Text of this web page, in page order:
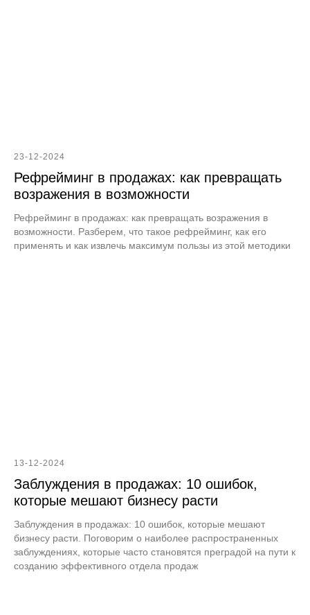
23-12-2024
Рефрейминг в продажах: как превращать
возражения в возможности
Рефрейминг в продажах: как превращать возражения в
возможности. Разберем, что такое рефрейминг, как его
применять и как извлечь максимум пользы из этой методики
13-12-2024
Заблуждения в продажах: 10 ошибок,
которые мешают бизнесу расти
Заблуждения в продажах: 10 ошибок, которые мешают
бизнесу расти. Поговорим о наиболее распространенных
заблуждениях, которые часто становятся преградой на пути к
созданию эффективного отдела продаж